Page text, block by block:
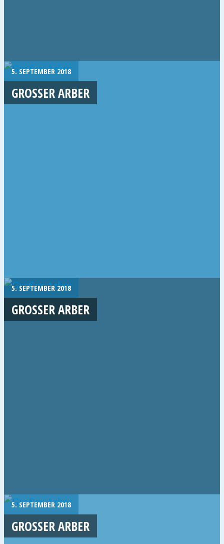
5. SEPTEMBER 2018
GROSSER ARBER
5. SEPTEMBER 2018
GROSSER ARBER
5. SEPTEMBER 2018
GROSSER ARBER